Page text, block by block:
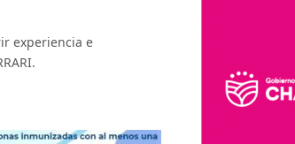
experiencia e